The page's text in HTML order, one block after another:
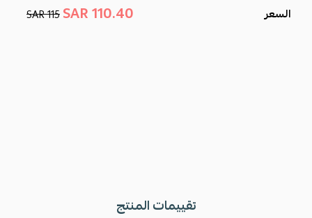
السعر 110.40 SAR
115 SAR
تقييمات المنتج